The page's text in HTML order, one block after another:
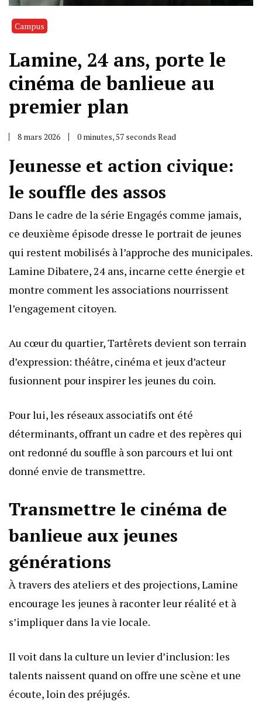
Campus
Lamine, 24 ans, porte le
cinéma de banlieue au
premier plan
8 mars 2026 0 minutes, 57 seconds Read
Jeunesse et action civique:
le souffle des assos
Dans le cadre de la série Engagés comme jamais,
ce deuxième épisode dresse le portrait de jeunes
qui restent mobilisés à l’approche des municipales.
Lamine Dibatere, 24 ans, incarne cette énergie et
montre comment les associations nourrissent
l’engagement citoyen.
Au cœur du quartier, Tartêrets devient son terrain
d’expression: théâtre, cinéma et jeux d’acteur
fusionnent pour inspirer les jeunes du coin.
Pour lui, les réseaux associatifs ont été
déterminants, offrant un cadre et des repères qui
ont redonné du souffle à son parcours et lui ont
donné envie de transmettre.
Transmettre le cinéma de
banlieue aux jeunes
générations
À travers des ateliers et des projections, Lamine
encourage les jeunes à raconter leur réalité et à
s’impliquer dans la vie locale.
Il voit dans la culture un levier d’inclusion: les
talents naissent quand on offre une scène et une
écoute, loin des préjugés.